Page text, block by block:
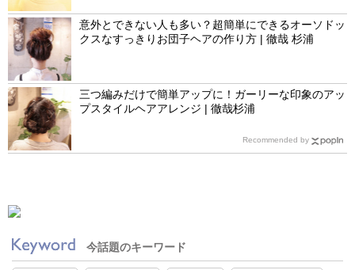
意外とできない人も多い？超簡単にできるオーソドッ
クスなすっきりお団子ヘアの作り方 | 徹哉 杉浦
三つ編みだけで簡単アップに！ガーリーな印象のアッ
プスタイルヘアアレンジ | 徹哉杉浦
Recommended by
今話題のキーワード